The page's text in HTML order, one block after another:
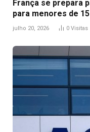
França se prepara
para menores de
julho 20, 2026 0 Visitas